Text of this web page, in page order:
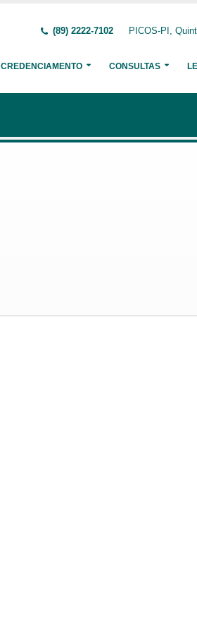
(89) 2222-7102 PICOS-PI,
CREDENCIAMENTO CONSULTAS